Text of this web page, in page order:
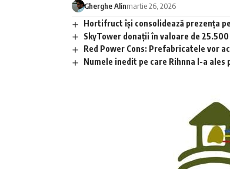
Gherghe Alinmartie 26, 2026
Hortifruct își consolidează prezența
SkyTower donații în valoare de
Red Power Cons: Prefabricatele vor
Numele inedit pe care Rihnna l-a